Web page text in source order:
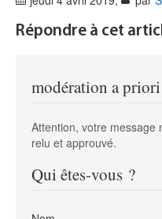
Répondre à cet
modération a priori
Attention, votre message
relu et approuvé.
Qui êtes-vous ?